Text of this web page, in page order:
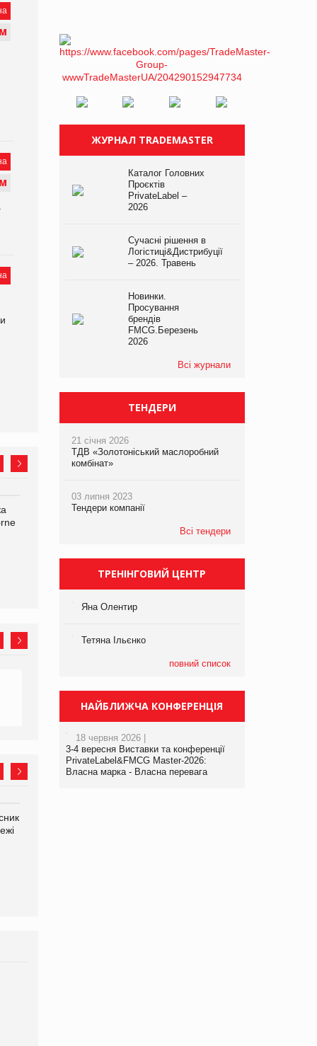
М
М
Bosch заявила про повне
з’явилися паучі Varto Paw
Varto!
ЖУРНАЛ TRADEMASTER
Каталог Головних
Проєктів
PrivateLabel –
2026
Сучасні рішення в
Логістиці&Дистрибуції
– 2026. Травень
Новинки.
Просування
брендів
FMCG.Березень
2026
Всі журнали
ТЕНДЕРИ
21 січня 2026
ТДВ «Золотоніський маслоробний
комбінат»
03 липня 2023
Тендери компанії
Всі тендери
ТРЕНІНГОВИЙ ЦЕНТР
Яна Олентир
Тетяна Ільєнко
повний список
НАЙБЛИЖЧА КОНФЕРЕНЦІЯ
18 червня 2026 |
3-4 вересня Виставки та конференції
PrivateLabel&FMCG Master-2026:
Власна марка - Власна перевага